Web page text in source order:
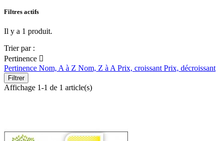
Filtres actifs
Il y a 1 produit.
Trier par :
Pertinence 
Pertinence Nom, A à Z Nom, Z à A Prix, croissant Prix, décroissant
Filtrer
Affichage 1-1 de 1 article(s)